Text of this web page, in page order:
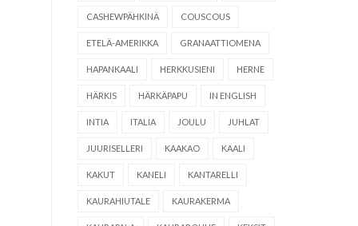
CASHEWPÄHKINÄ COUSCOUS
ETELÄ-AMERIKKA GRANAATTIOMENA
HAPANKAALI HERKKUSIENI HERNE
HÄRKIS HÄRKÄPAPU IN ENGLISH
INTIA ITALIA JOULU JUHLAT
JUURISELLERI KAAKAO KAALI
KAKUT KANELI KANTARELLI
KAURAHIUTALE KAURAKERMA